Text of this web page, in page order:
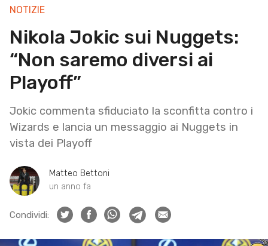
NOTIZIE
Nikola Jokic sui Nuggets:
“Non saremo diversi ai
Playoff”
Jokic commenta sfiduciato la sconfitta contro i
Wizards e lancia un messaggio ai Nuggets in
vista dei Playoff
Matteo Bettoni
un anno fa
Condividi: